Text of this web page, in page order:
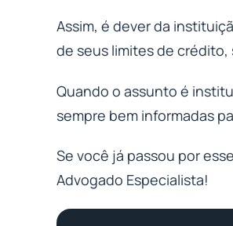
Assim, é dever da
de seus limites de
Quando o assunto é
sempre bem informadas
Se você já passou por
Advogado Especialista!